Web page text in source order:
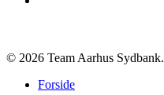
© 2026 Team Aarhus Sydbank.
Forside